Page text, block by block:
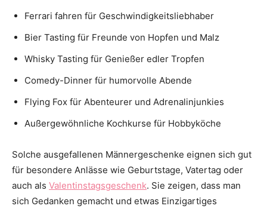
Ferrari fahren für Geschwindigkeitsliebhaber
Bier Tasting für Freunde von Hopfen und Malz
Whisky Tasting für Genießer edler Tropfen
Comedy-Dinner für humorvolle Abende
Flying Fox für Abenteurer und Adrenalinjunkies
Außergewöhnliche Kochkurse für Hobbyköche
Solche ausgefallenen Männergeschenke eignen sich gut
für besondere Anlässe wie Geburtstage, Vatertag oder
auch als Valentinstagsgeschenk. Sie zeigen, dass man
sich Gedanken gemacht und etwas Einzigartiges